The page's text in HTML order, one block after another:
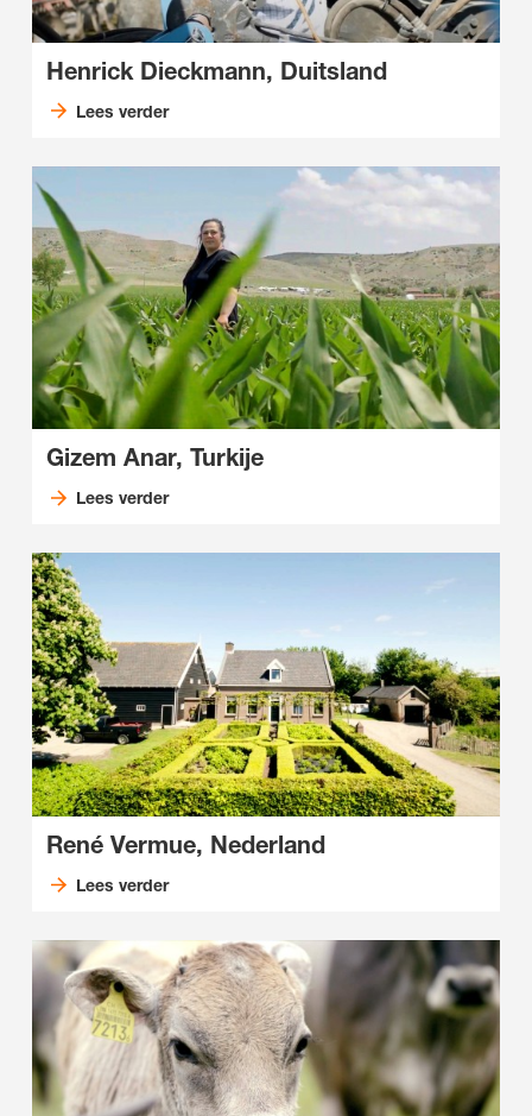
Henrick Dieckmann, Duitsland
Lees verder
Gizem Anar, Turkije
Lees verder
René Vermue, Nederland
Lees verder